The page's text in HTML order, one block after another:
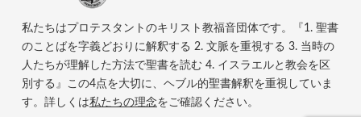
私たちはプロテスタントのキリスト教福音団体です。『1. 聖書
のことばを字義どおりに解釈する 2. 文脈を重視する 3. 当時の
人たちが理解した方法で聖書を読む 4. イスラエルと教会を区
別する』この4点を大切に、ヘブル的聖書解釈を重視していま
す。詳しくは私たちの理念をご確認ください。